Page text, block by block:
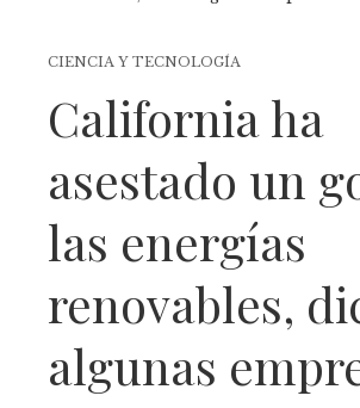
CIENCIA Y TECNOLOGÍA
California ha
asestado un
las energías
renovables,
algunas